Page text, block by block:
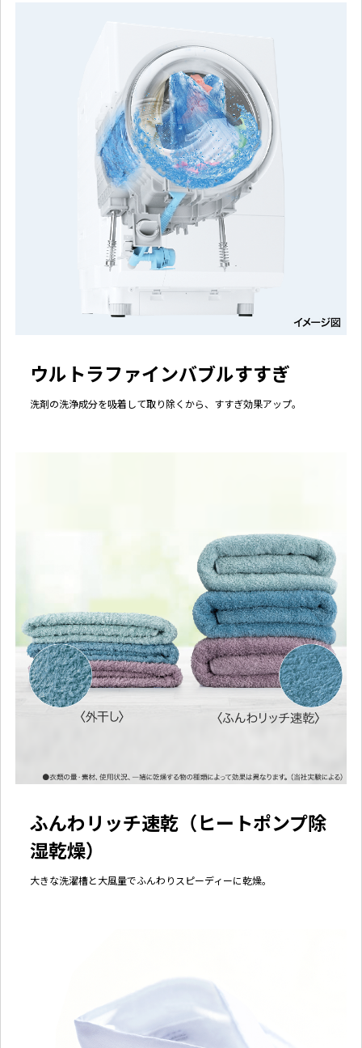
ウルトラファインバブルすすぎ
洗剤の洗浄成分を吸着して取り除くから、すすぎ効果アップ。
ふんわリッチ速乾（ヒートポンプ除
湿乾燥）
大きな洗濯槽と大風量でふんわりスピーディーに乾燥。